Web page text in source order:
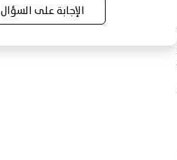
الإجابة على السؤال